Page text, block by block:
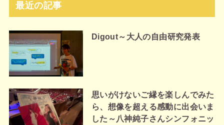
最近の記事
Digout～大人の自由研究発表
思いがけないご縁を楽しんでみた
ら、想像を超える感動に出会いま
した～八神純子さんシンフォニッ